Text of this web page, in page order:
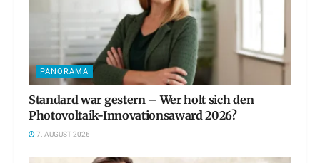
PANORAMA
Standard war gestern – Wer holt sich den
Photovoltaik-Innovationsaward 2026?
7. AUGUST 2026